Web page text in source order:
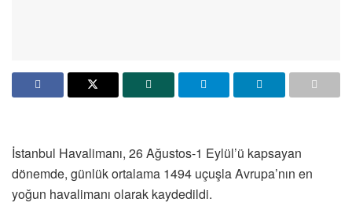
İstanbul Havalimanı, 26 Ağustos-1 Eylül’ü kapsayan
dönemde, günlük ortalama 1494 uçuşla Avrupa’nın en
yoğun havalimanı olarak kaydedildi.